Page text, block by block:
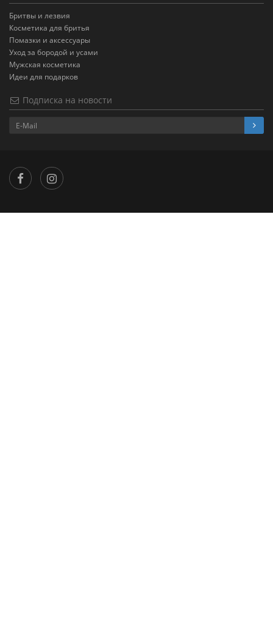
Бритвы и лезвия
Косметика для бритья
Помазки и аксессуары
Уход за бородой и усами
Мужская косметика
Идеи для подарков
Подписка на новости